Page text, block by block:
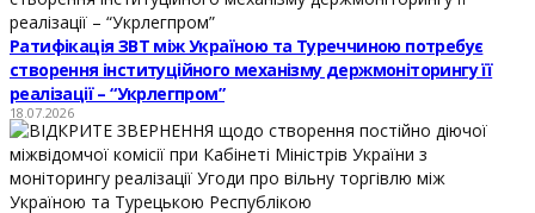
Ратифікація ЗВТ між Україною та Туреччиною потребує
створення інституційного механізму держмоніторингу її
реалізації – “Укрлегпром”
18.07.2026